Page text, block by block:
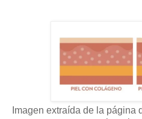
Imagen extraída de la